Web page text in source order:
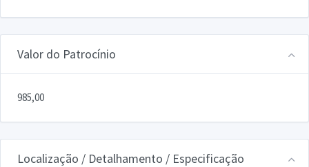
Valor do Patrocínio
985,00
Localização / Detalhamento / Especificação